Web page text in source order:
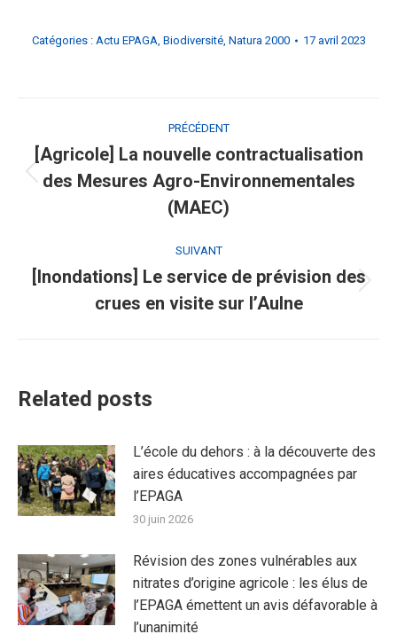
Catégories : Actu EPAGA, Biodiversité, Natura 2000 17 avril 2023
article
PRÉCÉDENT
Article
précédent
[Agricole] La nouvelle contractualisation
des Mesures Agro-Environnementales
(MAEC)
SUIVANT
suivant
[Inondations] Le service de prévision des
crues en visite sur l’Aulne
Related posts
L’école du dehors : à la découverte des
aires éducatives accompagnées par
l’EPAGA
30 juin 2026
Révision des zones vulnérables aux
nitrates d’origine agricole : les élus de
l’EPAGA émettent un avis défavorable à
l’unanimité